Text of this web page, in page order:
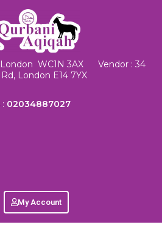
London WC1N 3AX Vendor : 34
London E14 7YX
02034887027
My Account